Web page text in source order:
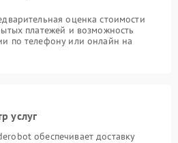
оценка стоимости
платежей и возможность
по телефону или онлайн на
услуг
обеспечивает доставку